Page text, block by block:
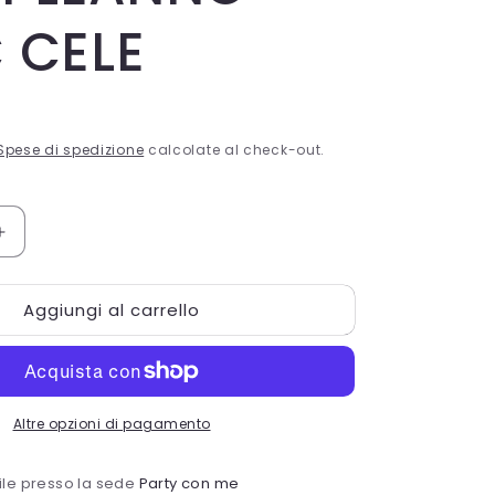
di spedizione calcolate al check-out.
Aumenta
BUON
CHIC
Aggiungi al carrello
Altre opzioni di pagamento
presso la sede Party con me